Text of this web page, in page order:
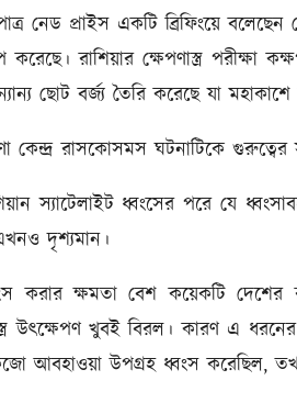
নেড প্রাইস একটি ব্রিফিংয়ে
করেছে। রাশিয়ার ক্ষেপণাস্ত্র
ছোট বর্জ্য তৈরি করেছে যা
কেন্দ্র রাসকোসমস ঘটনাটিকে গুরুত্বের
স্যাটেলাইট ধ্বংসের পরে যে
দৃশ্যমান।
করার ক্ষমতা বেশ কয়েকটি
উৎক্ষেপণ খুবই বিরল। কারণ এ
আবহাওয়া উপগ্রহ ধ্বংস করেছিল,